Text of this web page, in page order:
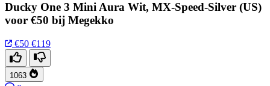
Ducky One 3 Mini Aura Wit, MX-Speed-Silver (US)
voor €50 bij Megekko
€50 €119
1063